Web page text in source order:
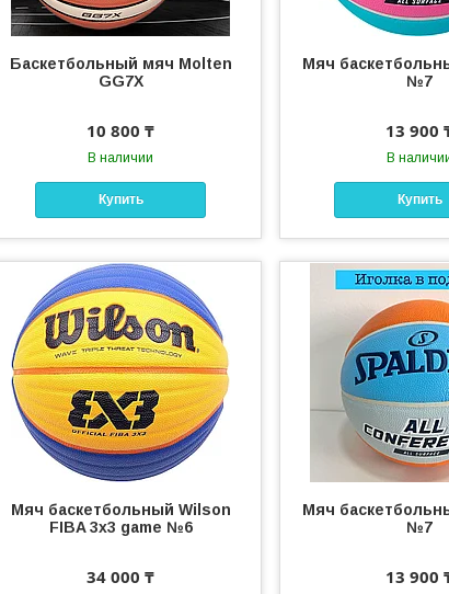
Баскетбольный мяч Molten
GG7X
10 800 ₸
В наличии
Купить
Мяч
№7
13 900
В
Купить
Мяч баскетбольный Wilson
FIBA 3x3 game №6
34 000 ₸
Мяч
№7
13 900